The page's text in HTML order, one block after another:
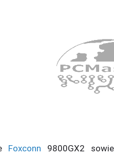
Foxconn 9800GX2